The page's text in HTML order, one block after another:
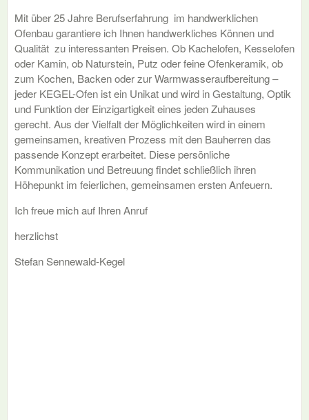
Mit über 25 Jahre Berufserfahrung im handwerklichen
Ofenbau garantiere ich Ihnen handwerkliches Können und
Qualität zu interessanten Preisen. Ob Kachelofen, Kesselofen
oder Kamin, ob Naturstein, Putz oder feine Ofenkeramik, ob
zum Kochen, Backen oder zur Warmwasseraufbereitung –
jeder KEGEL-Ofen ist ein Unikat und wird in Gestaltung, Optik
und Funktion der Einzigartigkeit eines jeden Zuhauses
gerecht. Aus der Vielfalt der Möglichkeiten wird in einem
gemeinsamen, kreativen Prozess mit den Bauherren das
passende Konzept erarbeitet. Diese persönliche
Kommunikation und Betreuung findet schließlich ihren
Höhepunkt im feierlichen, gemeinsamen ersten Anfeuern.
Ich freue mich auf Ihren Anruf
herzlichst
Stefan Sennewald-Kegel